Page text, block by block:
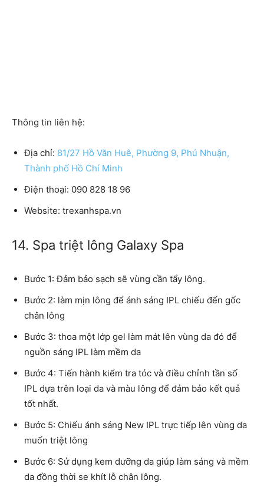
Thông tin liên hệ:
Địa chỉ: 81/27 Hồ Văn Huê, Phường 9, Phú Nhuận,
Thành phố Hồ Chí Minh
Điện thoại: 090 828 18 96
Website: trexanhspa.vn
14. Spa triệt lông Galaxy Spa
Bước 1: Đảm bảo sạch sẽ vùng cần tẩy lông.
Bước 2: làm mịn lông để ánh sáng IPL chiếu đến gốc
chân lông
Bước 3: thoa một lớp gel làm mát lên vùng da đó để
nguồn sáng IPL làm mềm da
Bước 4: Tiến hành kiểm tra tóc và điều chỉnh tần số
IPL dựa trên loại da và màu lông để đảm bảo kết quả
tốt nhất.
Bước 5: Chiếu ánh sáng New IPL trực tiếp lên vùng da
muốn triệt lông
Bước 6: Sử dụng kem dưỡng da giúp làm sáng và mềm
da đồng thời se khít lỗ chân lông.